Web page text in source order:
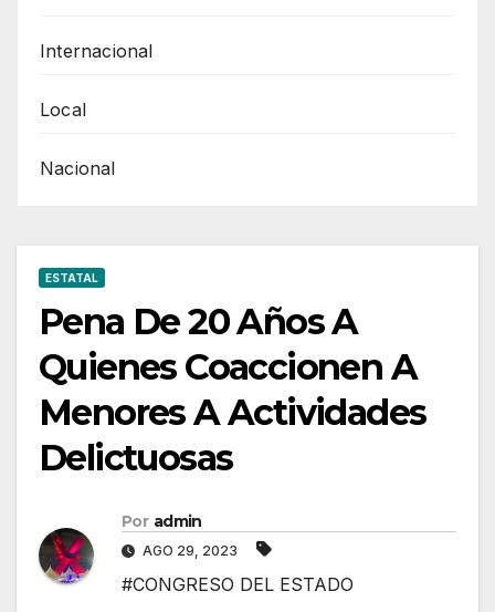
Internacional
Local
Nacional
ESTATAL
Pena De 20 Años A
Quienes Coaccionen A
Menores A Actividades
Delictuosas
Por admin
AGO 29, 2023
#CONGRESO DEL ESTADO